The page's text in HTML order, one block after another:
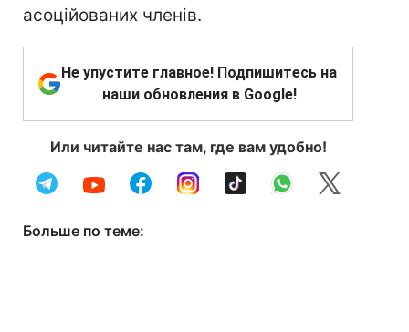
асоційованих членів.
Не упустите главное! Подпишитесь на
наши обновления в Google!
Или читайте нас там, где вам удобно!
Больше по теме: